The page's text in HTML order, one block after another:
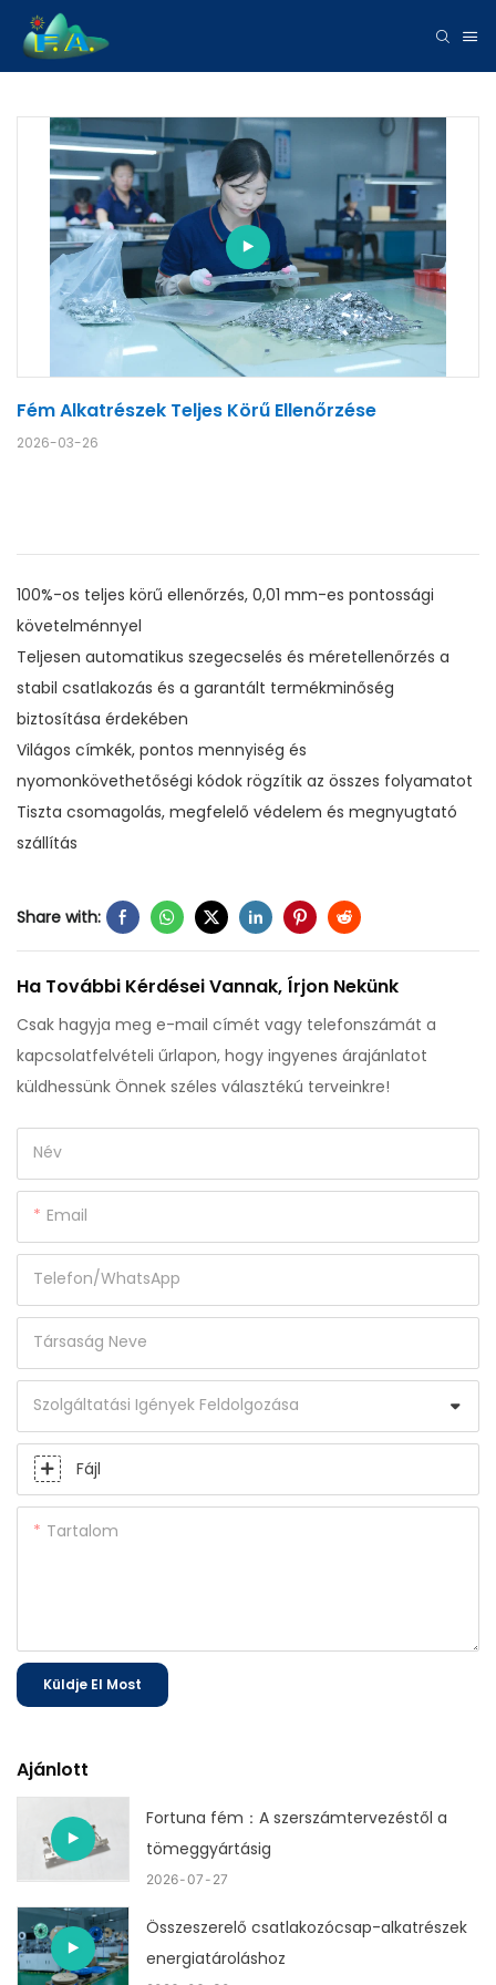
Fém Alkatrészek Teljes Körű Ellenőrzése
2026-03-26
100%-os teljes körű ellenőrzés, 0,01 mm-es pontossági
követelménnyel
Teljesen automatikus szegecselés és méretellenőrzés a
stabil csatlakozás és a garantált termékminőség
biztosítása érdekében
Világos címkék, pontos mennyiség és
nyomonkövethetőségi kódok rögzítik az összes folyamatot
Tiszta csomagolás, megfelelő védelem és megnyugtató
szállítás
Share with:
Ha További Kérdései Vannak, Írjon Nekünk
Csak hagyja meg e-mail címét vagy telefonszámát a
kapcsolatfelvételi űrlapon, hogy ingyenes árajánlatot
küldhessünk Önnek széles választékú terveinkre!
Név
Email
Telefon/WhatsApp
Társaság Neve
Szolgáltatási Igények Feldolgozása
Fájl
Tartalom
Küldje El Most
Ajánlott
Fortuna fém：A szerszámtervezéstől a
tömeggyártásig
2026 07 27
Összeszerelő csatlakozócsap-alkatrészek
energiatároláshoz